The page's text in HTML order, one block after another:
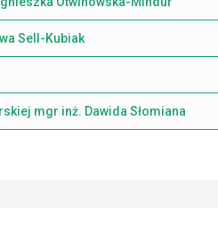
Sell-Kubiak
mgr inż. Dawida Słomiana